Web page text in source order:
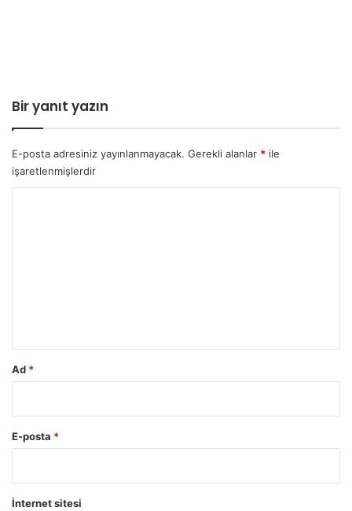
Bir yanıt yazın
E-posta adresiniz yayınlanmayacak. Gerekli alanlar * ile
işaretlenmişlerdir
Ad *
E-posta *
İnternet sitesi